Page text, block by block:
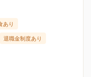
あり
退職金制度あり